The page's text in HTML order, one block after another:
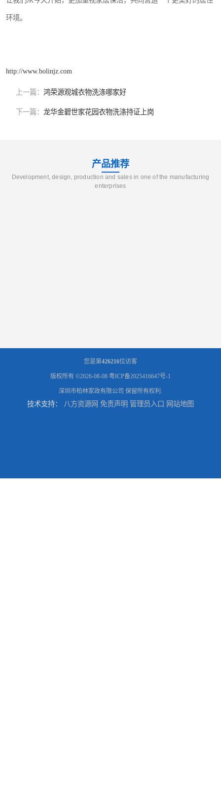
环境。
http://www.bolinjz.com
上一篇： 鸿荣源观城衣物洗涤哪家好
下一篇： 龙华金碧世家花园衣物洗涤持证上岗
产品推荐
Development, design, production and sales in one of the manufacturing
enterprises
您是第426216位访客
版权所有 ©2026-08-08 粤ICP备2025416647号-1
深圳市柏林家政有限公司 保留所有权利.
技术支持： 八方资源网 免责声明 管理员入口 网站地图